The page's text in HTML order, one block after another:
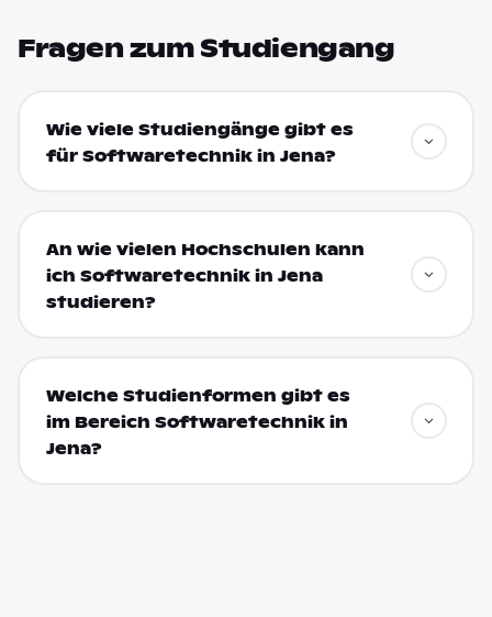
Fragen zum Studiengang
Wie viele Studiengänge gibt es
für Softwaretechnik in Jena?
An wie vielen Hochschulen kann
ich Softwaretechnik in Jena
studieren?
Welche Studienformen gibt es
im Bereich Softwaretechnik in
Jena?